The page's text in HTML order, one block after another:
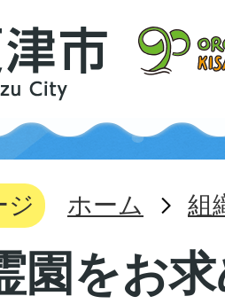
ジ ホーム 組
園をお